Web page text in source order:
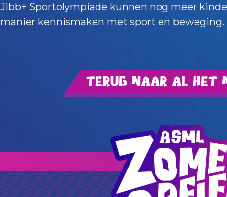
Jibb+ Sportolympiade kunnen nog meer
manier kennismaken met sport en beweging.
Terug naar al het